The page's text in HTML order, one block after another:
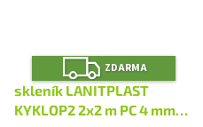
Z
D
A
R
M
ZDARMA
skleník LANITPLAST
KYKLOP2 2x2 m PC 4 mm